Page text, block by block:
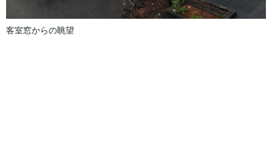
客室窓からの眺望